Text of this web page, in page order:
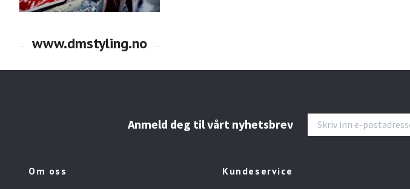
Anmeld deg til vårt nyhetsbrev
Om oss Kundeservice